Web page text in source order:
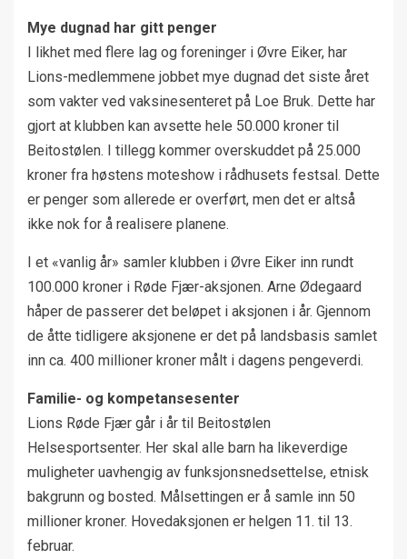
Mye dugnad har gitt penger
I likhet med flere lag og foreninger i Øvre Eiker, har
Lions-medlemmene jobbet mye dugnad det siste året
som vakter ved vaksinesenteret på Loe Bruk. Dette har
gjort at klubben kan avsette hele 50.000 kroner til
Beitostølen. I tillegg kommer overskuddet på 25.000
kroner fra høstens moteshow i rådhusets festsal. Dette
er penger som allerede er overført, men det er altså
ikke nok for å realisere planene.
I et «vanlig år» samler klubben i Øvre Eiker inn rundt
100.000 kroner i Røde Fjær-aksjonen. Arne Ødegaard
håper de passerer det beløpet i aksjonen i år. Gjennom
de åtte tidligere aksjonene er det på landsbasis samlet
inn ca. 400 millioner kroner målt i dagens pengeverdi.
Familie- og kompetansesenter
Lions Røde Fjær går i år til Beitostølen
Helsesportsenter. Her skal alle barn ha likeverdige
muligheter uavhengig av funksjonsnedsettelse, etnisk
bakgrunn og bosted. Målsettingen er å samle inn 50
millioner kroner. Hovedaksjonen er helgen 11. til 13.
februar.